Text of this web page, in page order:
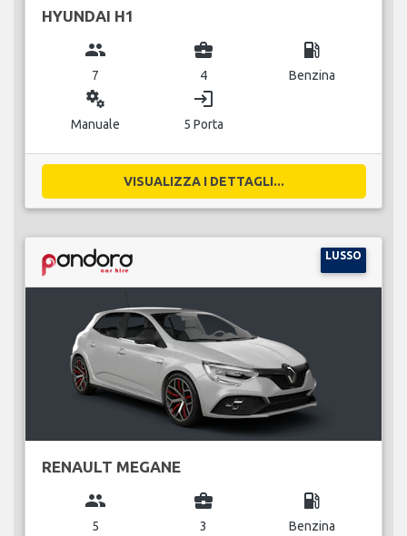
HYUNDAI H1
group
7
business_center
4
local_gas_station
Benzina
miscellaneous_services
Manuale
login
5 Porta
VISUALIZZA I DETTAGLI...
LUSSO
RENAULT MEGANE
group
5
business_center
3
local_gas_station
Benzina